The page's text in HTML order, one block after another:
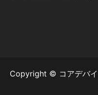
Copyright © コアデバイ